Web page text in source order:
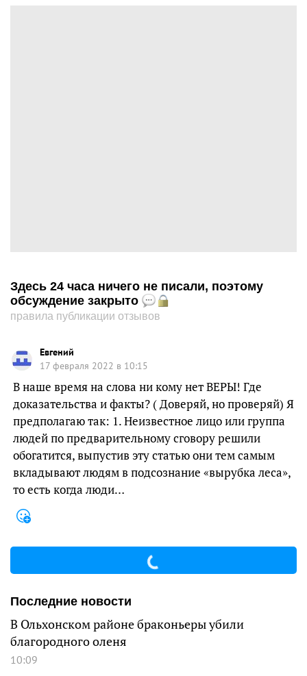
Здесь 24 часа ничего не писали, поэтому
обсуждение закрыто
правила публикации отзывов
Евгений
17 февраля 2022 в 10:15
В наше время на слова ни кому нет ВЕРЫ! Где
доказательства и факты? ( Доверяй, но проверяй) Я
предполагаю так: 1. Неизвестное лицо или группа
людей по предварительному сговору решили
обогатится, выпустив эту статью они тем самым
вкладывают людям в подсознание «вырубка леса»,
то есть когда люди…
Последние новости
В Ольхонском районе браконьеры убили
благородного оленя
10:09